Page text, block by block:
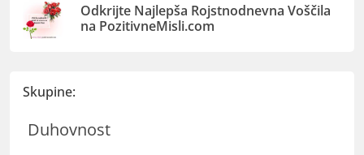
Odkrijte Najlepša Rojstnodnevna Voščila
na PozitivneMisli.com
Skupine:
Duhovnost